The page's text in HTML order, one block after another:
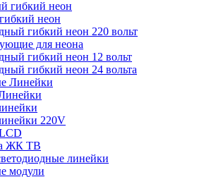
неон
гибкий неон 220 вольт
для неона
гибкий неон 12 вольт
гибкий неон 24 вольта
220V
ЖК ТВ
линейки